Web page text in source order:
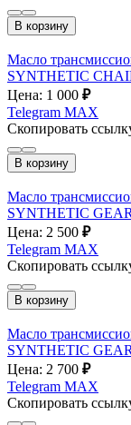
В корзину
Масло
SYNTHETIC
Цена: 1 000 ₽
Telegram MAX
Скопировать
В корзину
Масло
SYNTHETIC
Цена: 2 500 ₽
Telegram MAX
Скопировать
В корзину
Масло
SYNTHETIC
Цена: 2 700 ₽
Telegram MAX
Скопировать